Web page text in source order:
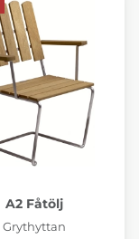
A2 Fåtölj
Grythyttan